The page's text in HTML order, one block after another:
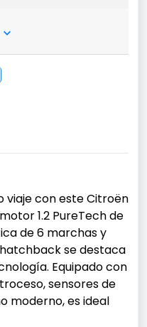
viaje con este Citroën
1.2 PureTech de
de 6 marchas y
se destaca
Equipado con
sensores de
moderno, es ideal